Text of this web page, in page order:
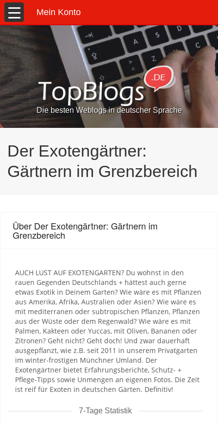
Mein Konto
Die besten Weblogs in deutscher Sprache
Der Exotengärtner:
Gärtnern im Grenzbereich
Über Der Exotengärtner: Gärtnern im
Grenzbereich
AUCH LUST AUF EXOTENGARTEN? Du wohnst in den
rauen Gegenden Deutschlands + hättest auch gerne
etwas Exotik in Deinem Garten? Wie wäre es mit Pflanzen
aus Amerika, Afrika, Australien oder Asien? Wie wäre es
mit mediterranen oder subtropischen Pflanzen, Pflanzen
aus der Wüste oder dem Regenwald? Wie wäre es mit
Palmen, Kakteen oder Yuccas, mit Oliven, Bananen oder
Zitronen? Geht nicht? Geht doch! Und zwar dauerhaft
ausgepflanzt, wie z.B. seit 2011 in unserem Privatgarten
im winter-frostigen Münchner Umland. Der
Exotengärtner bietet Erfahrungsberichte, Schutz- +
Pflege-Tipps sowie Unmengen an eigenen Fotos. Die Zeit
ist reif für Exoten in deutschen Gärten. Definitiv!
7-Tage Statistik